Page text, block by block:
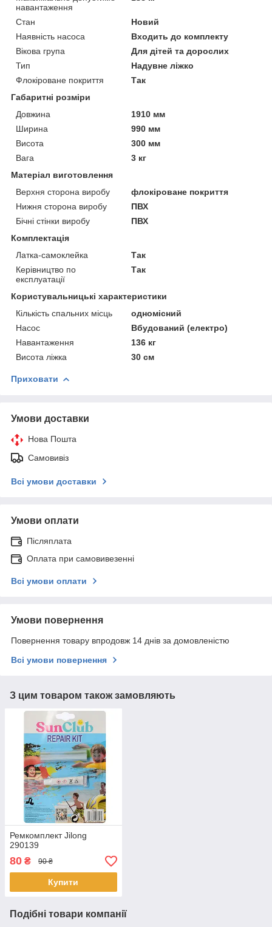
навантаження
Стан
Новий
Наявність насоса
Входить до комплекту
Вікова група
Для дітей та дорослих
Тип
Надувне ліжко
Флокіроване покриття
Так
Габаритні розміри
Довжина
1910 мм
Ширина
990 мм
Висота
300 мм
Вага
3 кг
Матеріал виготовлення
Верхня сторона виробу
флокіроване покриття
Нижня сторона виробу
ПВХ
Бічні стінки виробу
ПВХ
Комплектація
Латка-самоклейка
Так
Керівництво по
експлуатації
Так
Користувальницькі характеристики
Кількість спальних місць
одномісний
Насос
Вбудований (електро)
Навантаження
136 кг
Висота ліжка
30 см
Приховати
Умови доставки
Нова Пошта
Самовивіз
Всі умови доставки
Умови оплати
Післяплата
Оплата при самовивезенні
Всі умови оплати
Умови повернення
Повернення товару впродовж 14 днів за домовленістю
Всі умови повернення
З цим товаром також замовляють
Ремкомплект Jilong
290139
80 ₴ 90 ₴
Купити
Подібні товари компанії